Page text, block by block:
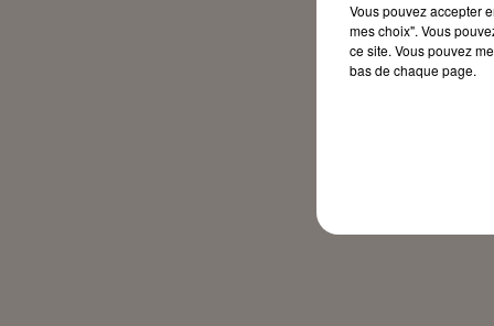
Vous pouvez accepter
mes choix". Vous
ce site. Vous pouvez
bas de chaque page.